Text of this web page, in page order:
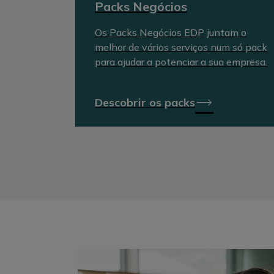
Packs Negócios
Os Packs Negócios EDP juntam o
melhor de vários serviços num só pack
para ajudar a potenciar a sua empresa.
Descobrir os packs